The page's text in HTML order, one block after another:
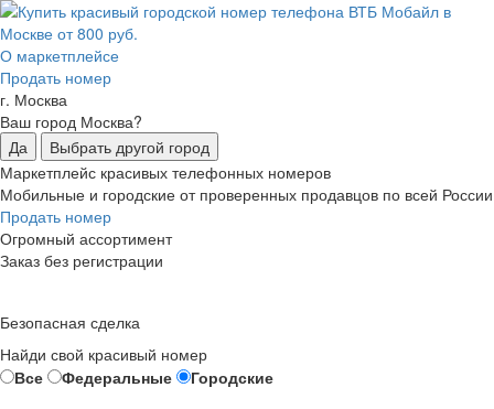
О маркетплейсе
Продать номер
г. Москва
Ваш город Москва?
Да
Выбрать другой город
Маркетплейс красивых телефонных номеров
Мобильные и городские от проверенных продавцов по всей России
Продать номер
Огромный ассортимент
Заказ без регистрации
Безопасная сделка
Найди свой красивый номер
Все
Федеральные
Городские